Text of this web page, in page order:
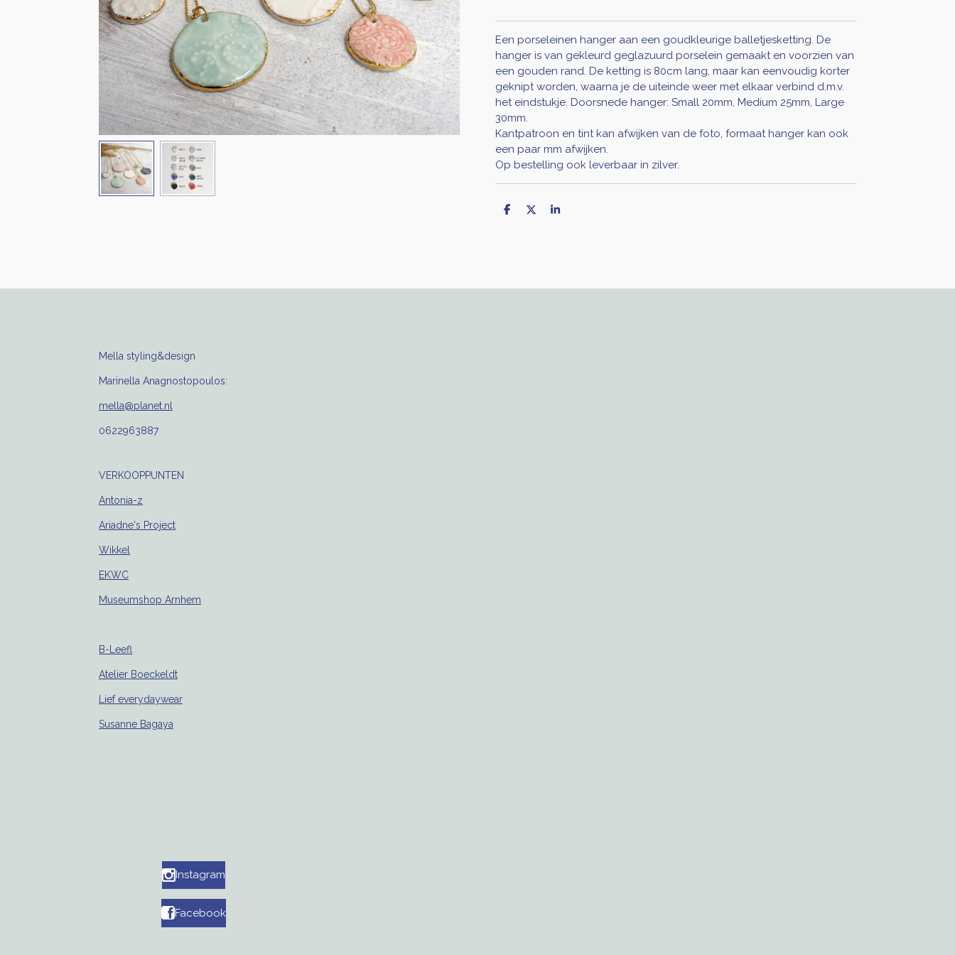
Een porseleinen hanger aan een goudkleurige balletjesketting. De
hanger is van gekleurd geglazuurd porselein gemaakt en voorzien van
een gouden rand. De ketting is 80cm lang, maar kan eenvoudig korter
geknipt worden, waarna je de uiteinde weer met elkaar verbind d.m.v.
het eindstukje. Doorsnede hanger: Small 20mm, Medium 25mm, Large
30mm.
Kantpatroon en tint kan afwijken van de foto, formaat hanger kan ook
een paar mm afwijken.
Op bestelling ook leverbaar in zilver.
D
D
S
Mella styling&design
Marinella Anagnostopoulos:
mella@planet.nl
0622963887
VERKOOPPUNTEN
Antonia-z
Ariadne's Project
Wikkel
EKWC
Museumshop Arnhem
B-Leefl
Atelier Boeckeldt
Lief everydaywear
Susanne Bagaya
Instagram
Facebook